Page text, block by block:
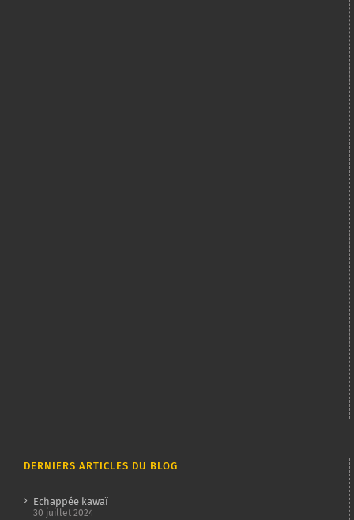
DERNIERS ARTICLES DU BLOG
Echappée kawaï
30 juillet 2024